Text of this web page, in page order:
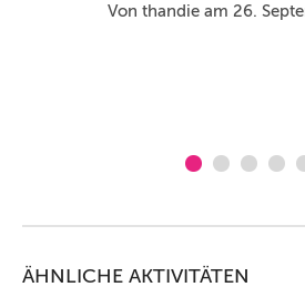
Von thandie am 26.
ÄHNLICHE AKTIVITÄTEN